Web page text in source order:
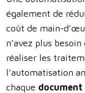
également de
coût de main-
n’avez plus
réaliser les
l’automatisation
chaque document